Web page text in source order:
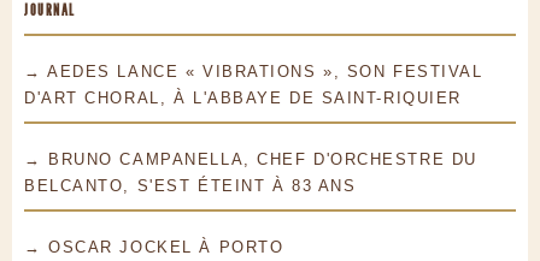
JOURNAL
→ AEDES LANCE « VIBRATIONS », SON FESTIVAL
D'ART CHORAL, À L'ABBAYE DE SAINT-RIQUIER
→ BRUNO CAMPANELLA, CHEF D'ORCHESTRE DU
BELCANTO, S'EST ÉTEINT À 83 ANS
→ OSCAR JOCKEL À PORTO